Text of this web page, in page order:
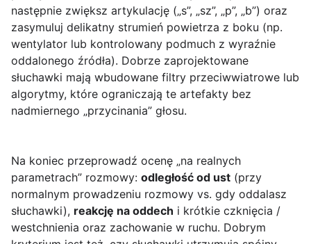
następnie zwiększ artykulację („s”, „sz”, „p”, „b”) oraz
zasymuluj delikatny strumień powietrza z boku (np.
wentylator lub kontrolowany podmuch z wyraźnie
oddalonego źródła). Dobrze zaprojektowane
słuchawki mają wbudowane filtry przeciwwiatrowe lub
algorytmy, które ograniczają te artefakty bez
nadmiernego „przycinania” głosu.
Na koniec przeprowadź ocenę „na realnych
parametrach” rozmowy: odległość od ust (przy
normalnym prowadzeniu rozmowy vs. gdy oddalasz
słuchawki), reakcję na oddech i krótkie czknięcia /
westchnienia oraz zachowanie w ruchu. Dobrym